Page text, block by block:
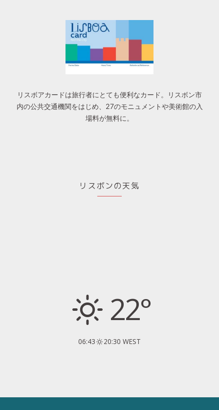
リスボアカードは旅行者にとても便利なカード。リスボン市
内の公共交通機関をはじめ、27のモニュメントや美術館の入
場料が無料に。
リスボンの天気
22°
06:43 20:30 WEST